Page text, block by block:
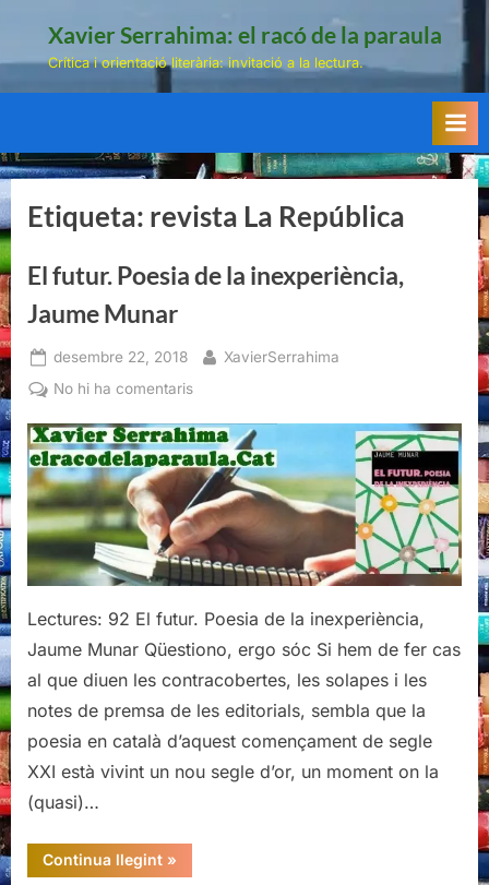
Xavier Serrahima: el racó de la paraula
Crítica i orientació literària: invitació a la lectura.
Etiqueta: revista La República
El futur. Poesia de la inexperiència,
Jaume Munar
Posted
on
desembre 22, 2018 By
XavierSerrahima
No hi ha comentarisa
futur.
Poesia
de
la
inexperiència,
Jaume
Munar
Lectures: 92 El futur. Poesia de la inexperiència,
Jaume Munar Qüestiono, ergo sóc Si hem de fer cas
al que diuen les contracobertes, les solapes i les
notes de premsa de les editorials, sembla que la
poesia en català d’aquest començament de segle
XXI està vivint un nou segle d’or, un moment on la
(quasi)…
Continua llegint“El
futur.
»